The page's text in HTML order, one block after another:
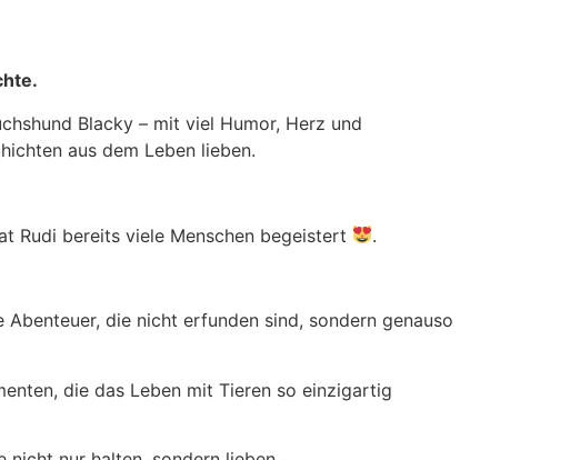
Blacky – mit viel Humor, Herz und
aus dem Leben lieben.
Rudi bereits viele Menschen begeistert
.
die nicht erfunden sind, sondern genauso
die das Leben mit Tieren so einzigartig